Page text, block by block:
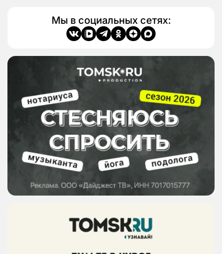
Мы в социальных сетях: